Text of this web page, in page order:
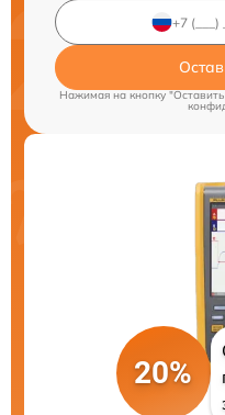
Нажимая на кнопку
20%